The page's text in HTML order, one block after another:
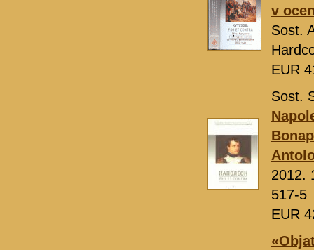
v
Sost.
EUR
Sost.
2012.
517-5
EUR